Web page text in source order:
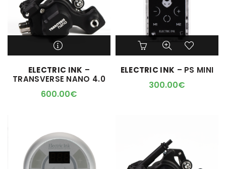
M'ALERTER QUAND
L'ARTICLE SERA DISPO !
ELECTRIC INK –
TRANSVERSE NANO 4.0
600.00€
ELECTRIC INK – PS MINI
300.00€